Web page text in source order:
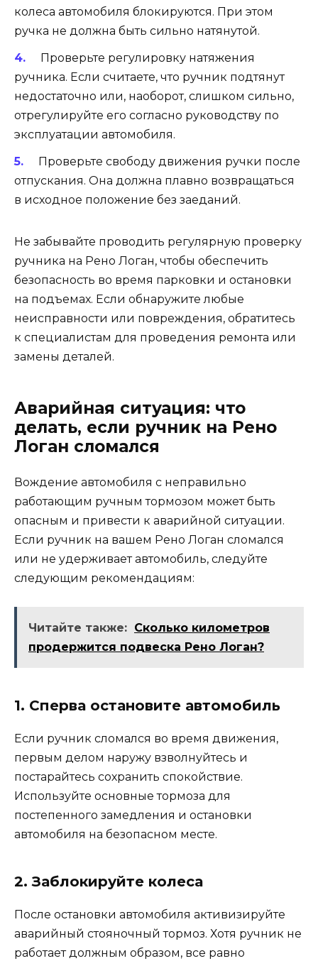
колеса автомобиля блокируются. При этом
ручка не должна быть сильно натянутой.
Проверьте регулировку натяжения
ручника. Если считаете, что ручник подтянут
недостаточно или, наоборот, слишком сильно,
отрегулируйте его согласно руководству по
эксплуатации автомобиля.
Проверьте свободу движения ручки после
отпускания. Она должна плавно возвращаться
в исходное положение без заеданий.
Не забывайте проводить регулярную проверку
ручника на Рено Логан, чтобы обеспечить
безопасность во время парковки и остановки
на подъемах. Если обнаружите любые
неисправности или повреждения, обратитесь
к специалистам для проведения ремонта или
замены деталей.
Аварийная ситуация: что
делать, если ручник на Рено
Логан сломался
Вождение автомобиля с неправильно
работающим ручным тормозом может быть
опасным и привести к аварийной ситуации.
Если ручник на вашем Рено Логан сломался
или не удерживает автомобиль, следуйте
следующим рекомендациям:
Читайте также: Сколько километров
продержится подвеска Рено Логан?
1. Сперва остановите автомобиль
Если ручник сломался во время движения,
первым делом наружу взволнуйтесь и
постарайтесь сохранить спокойствие.
Используйте основные тормоза для
постепенного замедления и остановки
автомобиля на безопасном месте.
2. Заблокируйте колеса
После остановки автомобиля активизируйте
аварийный стояночный тормоз. Хотя ручник не
работает должным образом, все равно